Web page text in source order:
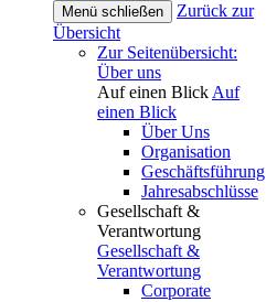
Menü schließen
Zurück zur
Übersicht
Zur Seitenübersicht:
Über uns
Auf einen Blick Auf
einen Blick
Über Uns
Organisation
Geschäftsführung
Jahresabschlüsse
Gesellschaft &
Verantwortung
Gesellschaft &
Verantwortung
Corporate